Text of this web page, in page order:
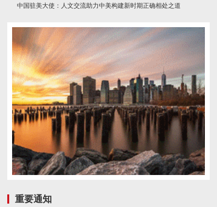
中国驻美大使：人文交流助力中美构建新时期正确相处之道
重要通知